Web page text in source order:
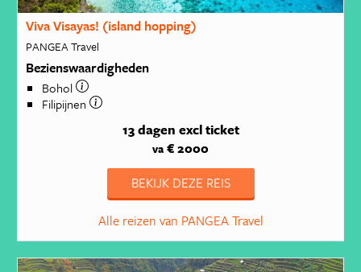
Viva Visayas! (island hopping)
PANGEA Travel
Bezienswaardigheden
Bohol
Filipijnen
13 dagen excl ticket
va € 2000
BEKIJK DEZE REIS
Alle reizen van PANGEA Travel